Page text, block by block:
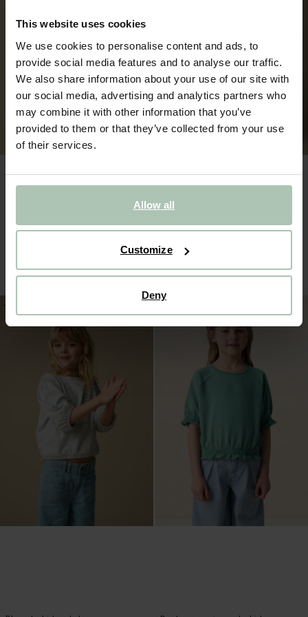
This website uses cookies
We use cookies to personalise content and ads, to
provide social media features and to analyse our traffic.
We also share information about your use of our site with
our social media, advertising and analytics partners who
may combine it with other information that you’ve
provided to them or that they’ve collected from your use
of their services.
Allow all
Customize
Deny
Lichtgeel t-shirt met artwork
-50%